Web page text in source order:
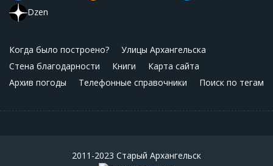
Dzen
Когда было построено?
Улицы Архангельска
Стена благодарности
Книги
Карта сайта
Архив погоды
Телефонные справочники Поиск по тегам
2011-2023 Старый Архангельск